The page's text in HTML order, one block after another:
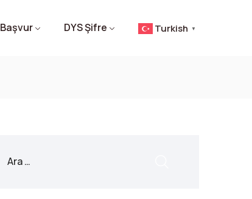
Başvur DYS Şifre Turkish ▼